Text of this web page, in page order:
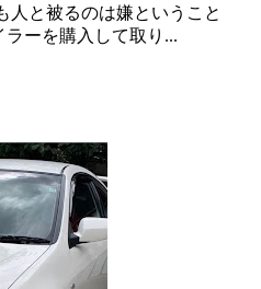
人と被るのは嫌ということ
ーを購入して取り...